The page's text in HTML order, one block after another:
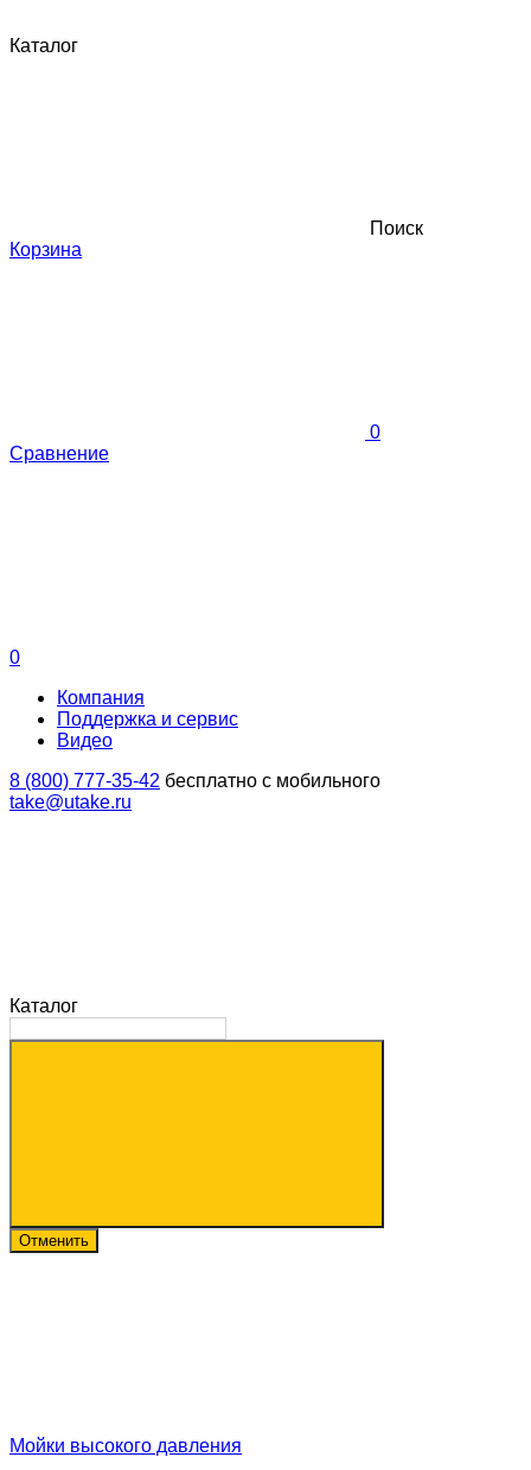
Каталог
Поиск
Корзина
0
Сравнение
0
Компания
Поддержка и сервис
Видео
8 (800) 777-35-42 бесплатно с мобильного
take@utake.ru
Каталог
Отменить
Мойки высокого давления